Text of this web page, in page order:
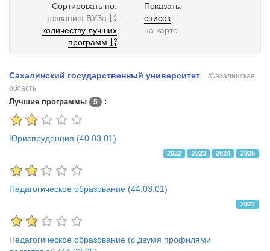
Сортировать по:
названию ВУЗа
количеству лучших
программ
Показать:
список
на карте
Сахалинский государственный университет
/Сахалинская
область
Лучшие программы 5 :
Юриспруденция (40.03.01)
2022 2023 2024 2025
Педагогическое образование (44.03.01)
2022
Педагогическое образование (с двумя профилями